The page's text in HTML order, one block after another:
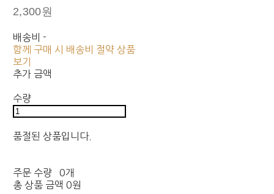
2,300원
배송비 -
함께 구매 시 배송비 절약 상품
보기
추가 금액
수량
품절된 상품입니다.
주문 수량
0개
총 상품 금액 0원